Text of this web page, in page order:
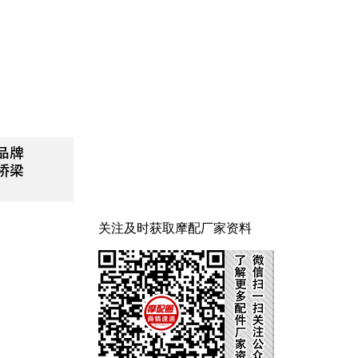
关注及时获取摩配厂家资料